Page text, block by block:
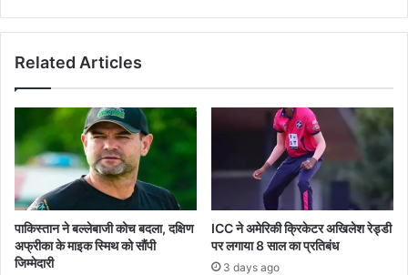
Related Articles
पाकिस्तान ने बल्लेबाजी कोच बदला, दक्षिण
अफ्रीका के माइक स्मिथ को सौंपी
जिम्मेदारी
ICC ने अमेरिकी क्रिकेटर अखिलेश रेड्डी
पर लगाया 8 साल का प्रतिबंध
3 days ago